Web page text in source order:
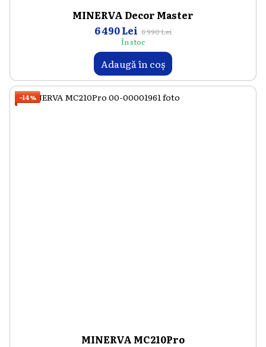
MINERVA Decor Master
6 490 Lei 6 990 Lei
În stoc
Adaugă în coș
−14%
MINERVA MC210Pro